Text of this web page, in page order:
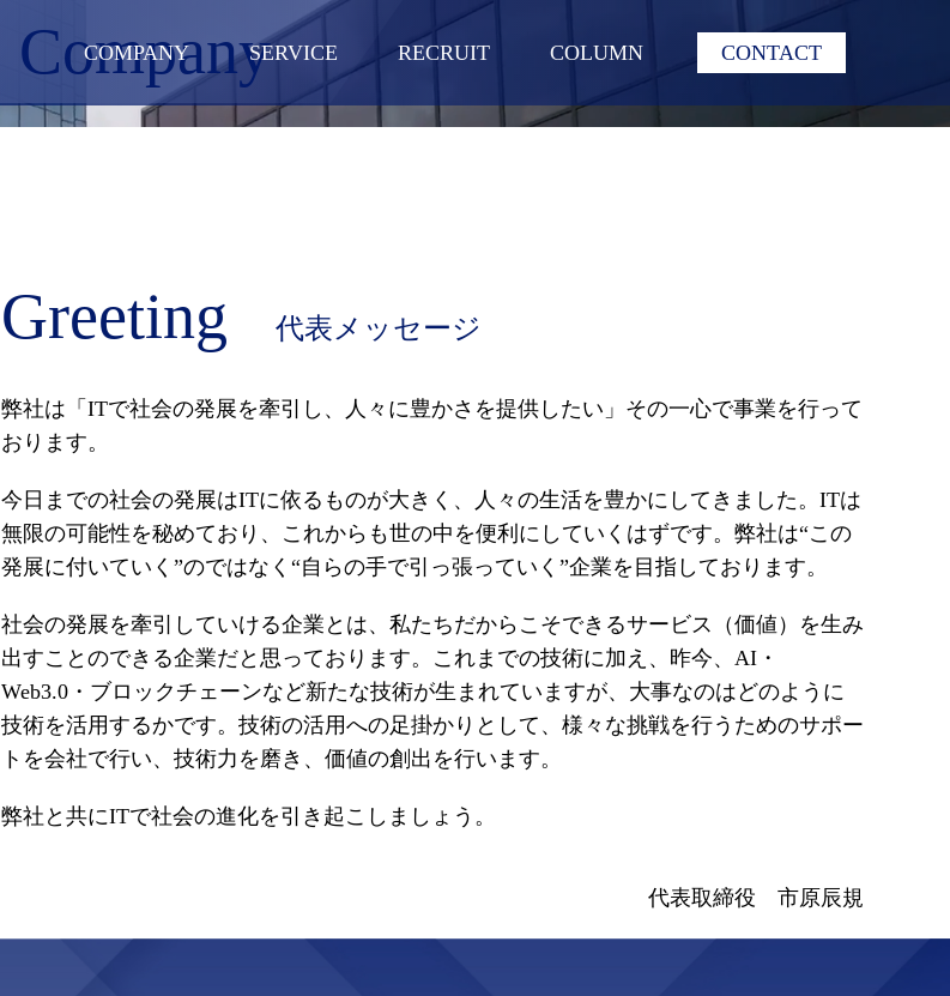
COMPANY SERVICE RECRUIT COLUMN CONTACT
Company
Greeting 代表メッセージ
弊社は「ITで社会の発展を牽引し、人々に豊かさを提供したい」その一心で事業を行って
おります。
今日までの社会の発展はITに依るものが大きく、人々の生活を豊かにしてきました。ITは
無限の可能性を秘めており、これからも世の中を便利にしていくはずです。弊社は“この
発展に付いていく”のではなく“自らの手で引っ張っていく”企業を目指しております。
社会の発展を牽引していける企業とは、私たちだからこそできるサービス（価値）を生み
出すことのできる企業だと思っております。これまでの技術に加え、昨今、AI・
Web3.0・ブロックチェーンなど新たな技術が生まれていますが、大事なのはどのように
技術を活用するかです。技術の活用への足掛かりとして、様々な挑戦を行うためのサポー
トを会社で行い、技術力を磨き、価値の創出を行います。
弊社と共にITで社会の進化を引き起こしましょう。
代表取締役 市原辰規